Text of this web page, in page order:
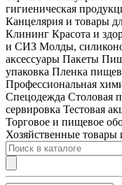
гигиеническая
Канцелярия и товары
Клининг Красота и
и СИЗ Молды,
аксессуары Пакеты
упаковка Пленка
Профессиональная
Спецодежда Столовая
сервировка Тестовая
Торговое и пищевое
Хозяйственные